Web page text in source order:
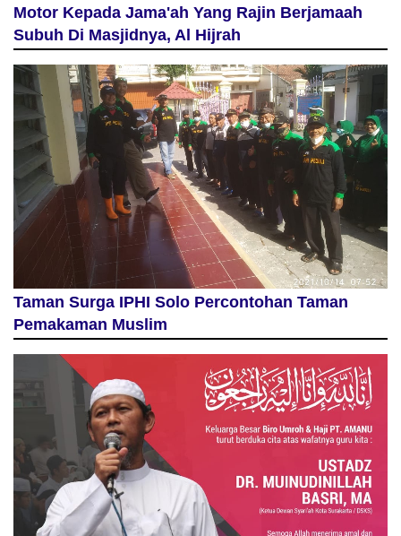
Motor Kepada Jama'ah Yang Rajin Berjamaah
Subuh Di Masjidnya, Al Hijrah
Taman Surga IPHI Solo Percontohan Taman
Pemakaman Muslim